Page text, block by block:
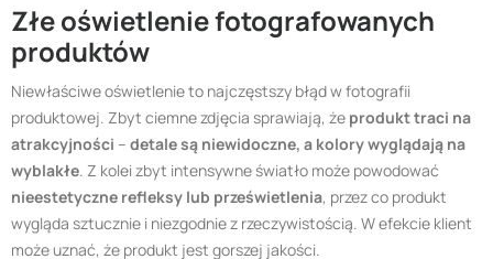
Złe oświetlenie fotografowanych
produktów
Niewłaściwe oświetlenie to najczęstszy błąd w fotografii
produktowej. Zbyt ciemne zdjęcia sprawiają, że produkt traci na
atrakcyjności – detale są niewidoczne, a kolory wyglądają na
wyblakłe. Z kolei zbyt intensywne światło może powodować
nieestetyczne refleksy lub prześwietlenia, przez co produkt
wygląda sztucznie i niezgodnie z rzeczywistością. W efekcie klient
może uznać, że produkt jest gorszej jakości.